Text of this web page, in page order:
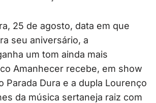
25 de agosto, data em que
seu aniversário, a
um tom ainda mais
Amanhecer recebe, em show
Parada Dura e a dupla Lourenço
da música sertaneja raiz com